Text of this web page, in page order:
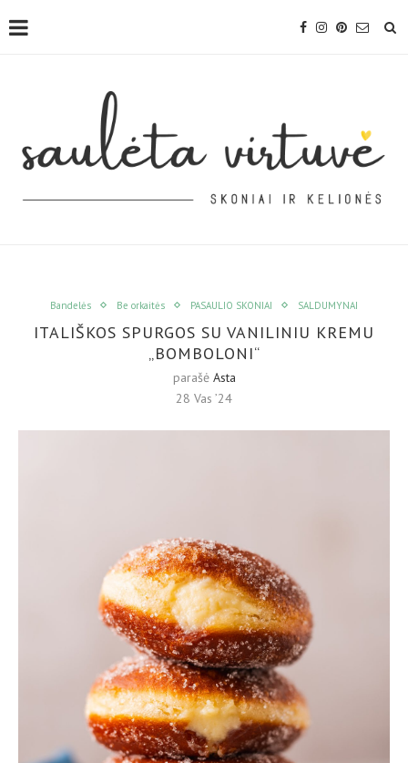
Bandelės Be orkaitės PASAULIO SKONIAI SALDUMYNAI
ITALIŠKOS SPURGOS SU VANILINIU KREMU
„BOMBOLONI“
parašė Asta
28 Vas ’24